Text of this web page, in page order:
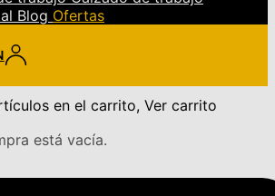
Blog Ofertas
en el carrito, Ver carrito
está vacía.